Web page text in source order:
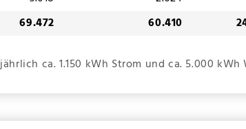
69.472 60.410
ca. 1.150 kWh Strom und ca. 5.000 kWh